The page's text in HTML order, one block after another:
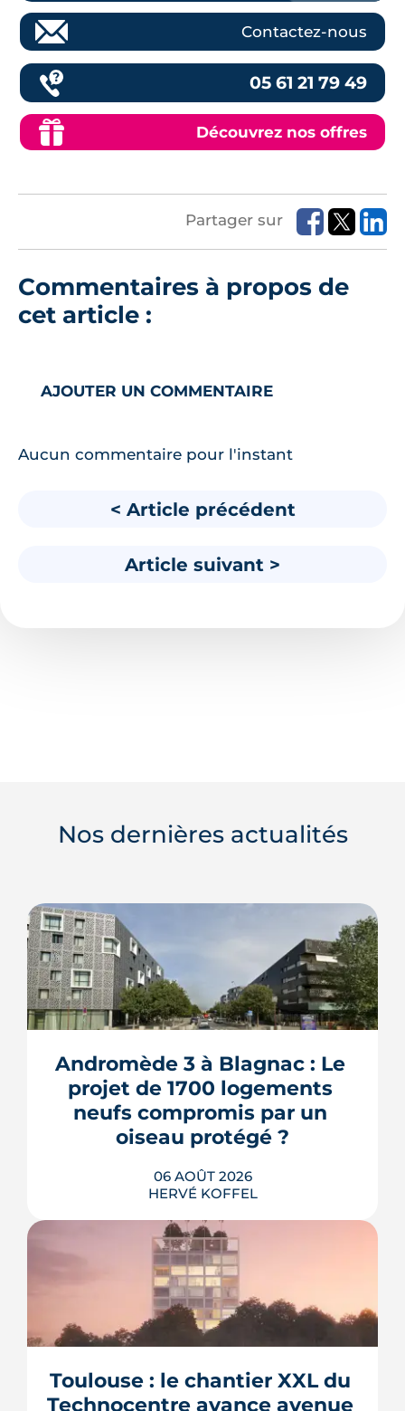
Contactez-nous
05 61 21 79 49
Découvrez nos offres
Partager sur
Commentaires à propos de
cet article :
AJOUTER UN COMMENTAIRE
Aucun commentaire pour l'instant
< Article précédent
Article suivant >
Nos dernières actualités
Andromède 3 à Blagnac : Le
projet de 1700 logements
neufs compromis par un
oiseau protégé ?
06 AOÛT 2026
HERVÉ KOFFEL
La troisième et dernière phase de
l'écoquartier Andromède doit livrer
près de 1 700 logements à partir de
protégé, la cisticole des joncs, contraint
fortement le plan d'aménagement et
Toulouse : le chantier XXL du
Technocentre avance avenue